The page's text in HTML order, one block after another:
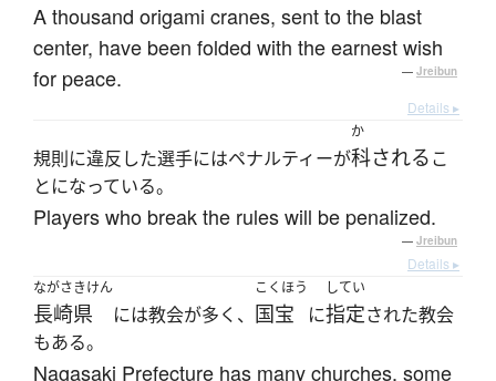
A thousand origami cranes, sent to the blast
center, have been folded with the earnest wish
for peace.
— Jreibun
Details ▸
規則に違反した選手にはペナルティーが
か
科されるこ
とになっている。
Players who break the rules will be penalized.
— Jreibun
Details ▸
ながさきけん
長崎県 には教会が多く、
こくほう
国宝 に
してい
指定された教会
もある。
Nagasaki Prefecture has many churches, some